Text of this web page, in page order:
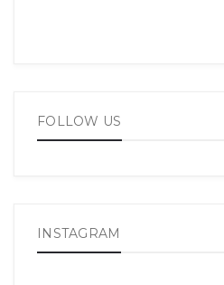
FOLLOW US
INSTAGRAM